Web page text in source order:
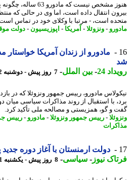
هنوز مشخص نیست که مادورو 63
انتقال داده است، اما وی در حالی که منتظر
است، - مرتبا با وکلای خود در تماس است.
-ونزوئلا-آمریکا- اپوزیسیون-دولت موقت-
مادورو از زندان آمریکا خواستار
24
-بین الملل-7 روز پیش - دوشنبه 12 مرداد 1405، 12:32
مادورو، رییس جمهور ونزوئلا که در
با استقبال از روند مذاکرات سیاسی میان
و گو، همزیستی و مصالحه ملی تأکید کرد.
-رییس جمهور ونزوئلا-مادورو-رییس جمهور
دولت ارمنستان با آغاز دوره جدید
نیوز-سیاسی-8 روز پیش - یکشنبه 11 مرداد 1405، 12:45